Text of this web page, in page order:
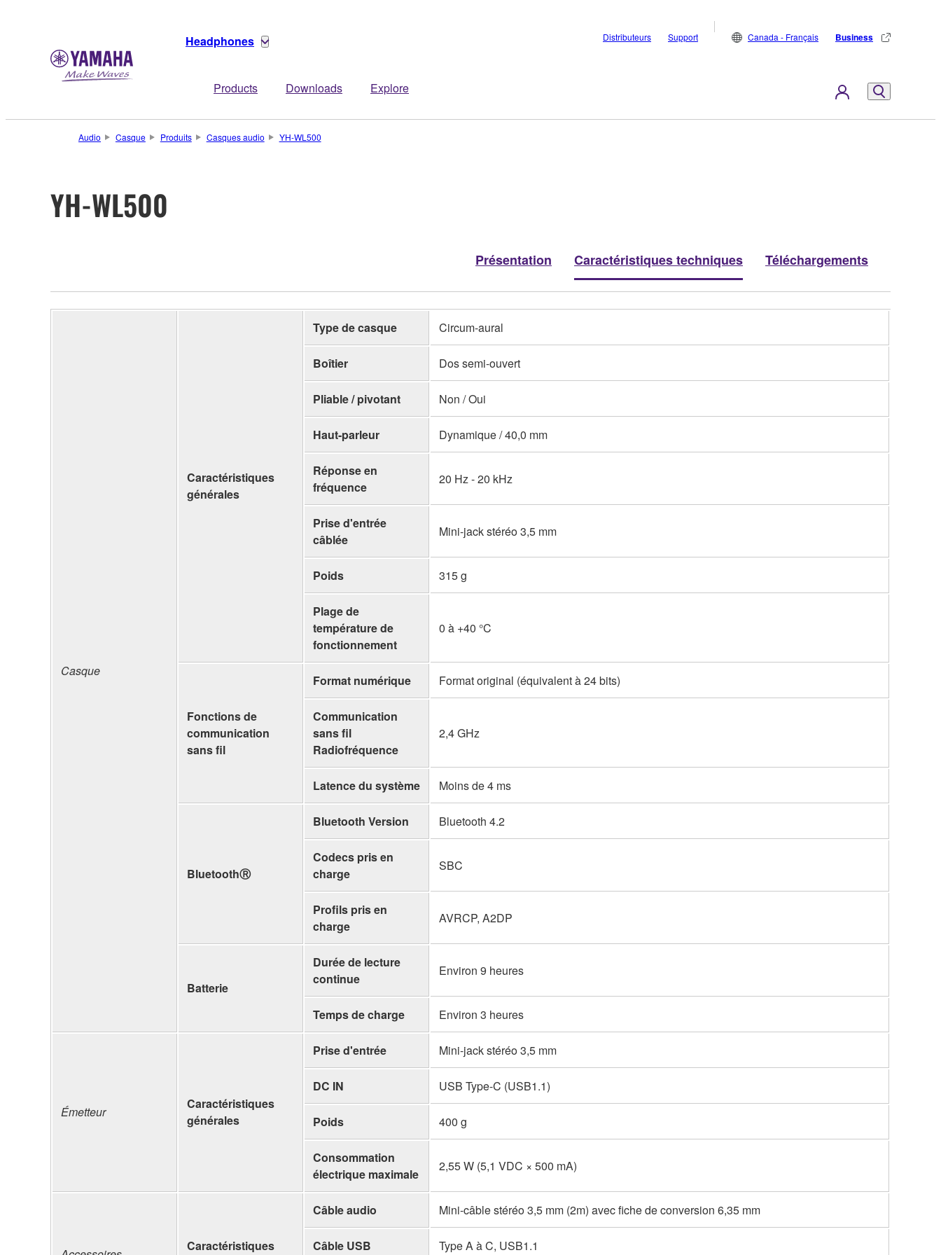
Headphones
Products Downloads Explore
Distributeurs Support Canada - Français Business
Audio Casque Produits Casques audio YH-WL500
YH-WL500
Présentation Caractéristiques techniques Téléchargements
Casque
Caractéristiques
générales
Type de casque Circum-aural
Boîtier Dos semi-ouvert
Pliable / pivotant Non / Oui
Haut-parleur Dynamique / 40,0 mm
Réponse en
fréquence
20 Hz - 20 kHz
Prise d'entrée
câblée
Mini-jack stéréo 3,5 mm
Poids 315 g
Plage de
température de
fonctionnement
0 à +40 °C
Fonctions de
communication
sans fil
Format numérique Format original (équivalent à 24 bits)
Communication
sans fil
Radiofréquence
2,4 GHz
Latence du système Moins de 4 ms
BluetoothⓇ
Bluetooth Version Bluetooth 4.2
Codecs pris en
charge
SBC
Profils pris en
charge
AVRCP, A2DP
Batterie
Durée de lecture
continue
Environ 9 heures
Temps de charge Environ 3 heures
Émetteur
Caractéristiques
générales
Prise d'entrée Mini-jack stéréo 3,5 mm
DC IN USB Type-C (USB1.1)
Poids 400 g
Consommation
électrique maximale
2,55 W (5,1 VDC × 500 mA)
Caractéristiques
Câble audio Mini-câble stéréo 3,5 mm (2m) avec fiche de conversion 6,35 mm
Câble USB Type A à C, USB1.1